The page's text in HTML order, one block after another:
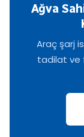
Ağva
Araç şarj
tadilat ve